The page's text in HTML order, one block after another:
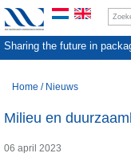
Sharing the future in
Home / Nieuws
Milieu en
06 april 2023